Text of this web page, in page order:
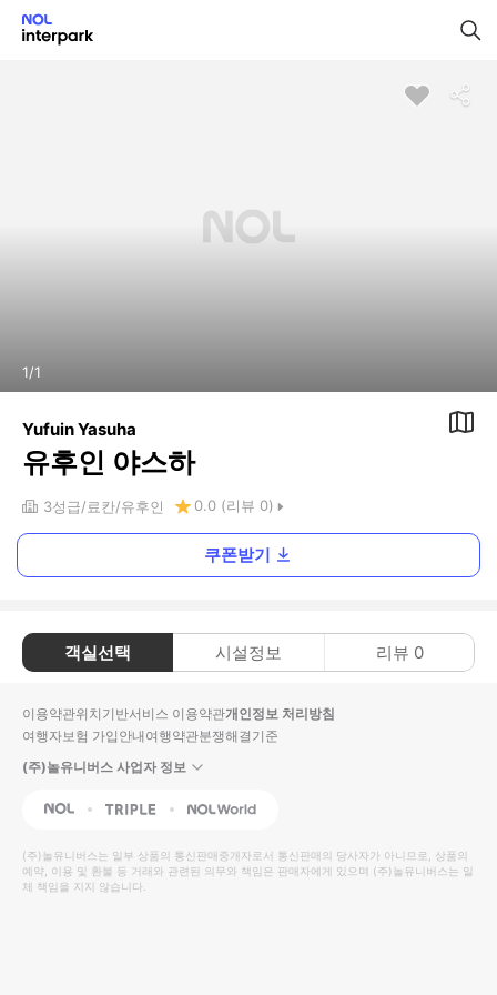
1/1
Yufuin Yasuha
유후인 야스하
3성급 료칸 유후인 0.0 (리뷰 0)
쿠폰받기
객실선택 시설정보 리뷰 0
이용약관위치기반서비스 이용약관개인정보 처리방침
여행자보험 가입안내여행약관분쟁해결기준
(주)놀유니버스 사업자 정보
NOL Triple Interpark Global
(주)놀유니버스는 일부 상품의 통신판매중개자로서 통신판매의 당사자가 아니므로, 상품의
예약, 이용 및 환불 등 거래와 관련된 의무와 책임은 판매자에게 있으며 (주)놀유니버스는 일
체 책임을 지지 않습니다.